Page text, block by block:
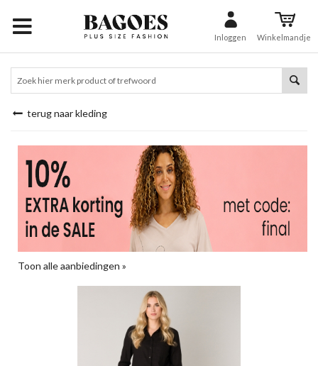
Inloggen Winkelmandje
terug naar kleding
Toon alle aanbiedingen »